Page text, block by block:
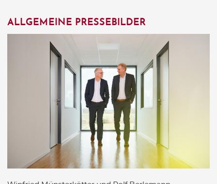
ALLGEMEINE PRESSEBILDER